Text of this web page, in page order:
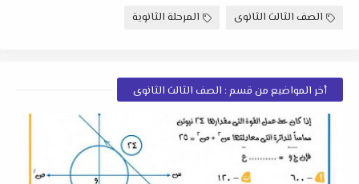
الصف الثالث الثانوى المرحلة الثانوية
أخر المواضيع من قسم : الصف الثالث الثانوى